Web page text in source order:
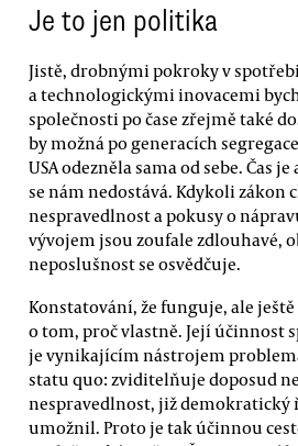
Je to jen politika
Jistě, drobnými pokroky v
a technologickými inovacemi
společnosti po čase zřejmě také
by možná po generacích
USA odezněla sama od sebe. Čas
se nám nedostává. Kdykoli zákon
nespravedlnost a pokusy o
vývojem jsou zoufale zdlouhavé,
neposlušnost se osvědčuje.
Konstatování, že funguje, ale
o tom, proč vlastně. Její účinnost
je vynikajícím nástrojem
statu quo: zviditelňuje doposud
nespravedlnost, již demokratický
umožnil. Proto je tak účinnou